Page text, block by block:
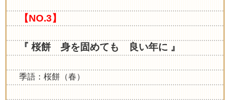
【NO.3】
『 桜餅 身を固めても 良い年に 』
季語：桜餅（春）